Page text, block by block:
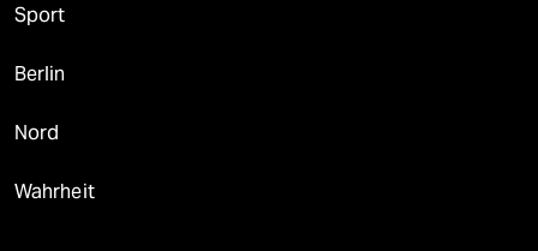
Sport
Berlin
Nord
Wahrheit